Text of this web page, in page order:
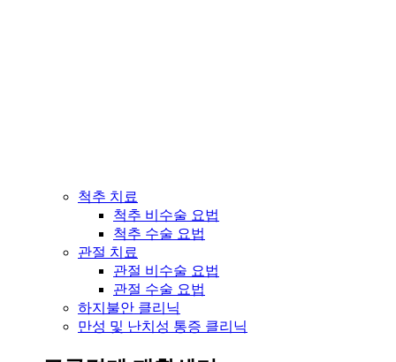
척추 치료
척추 비수술 요법
척추 수술 요법
관절 치료
관절 비수술 요법
관절 수술 요법
하지불안 클리닉
만성 및 난치성 통증 클리닉